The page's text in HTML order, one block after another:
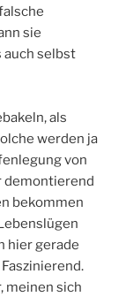
sie
auch selbst
als
werden ja
von
demontierend
bekommen
hier gerade
meinen sich